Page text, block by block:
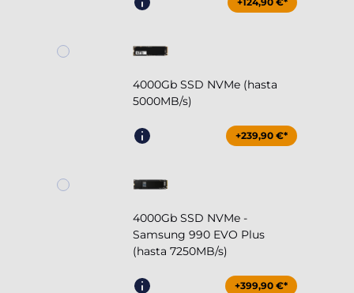
4000Gb SSD NVMe (hasta
5000MB/s)
+239,90 €*
4000Gb SSD NVMe -
Samsung 990 EVO Plus
(hasta 7250MB/s)
+399,90 €*